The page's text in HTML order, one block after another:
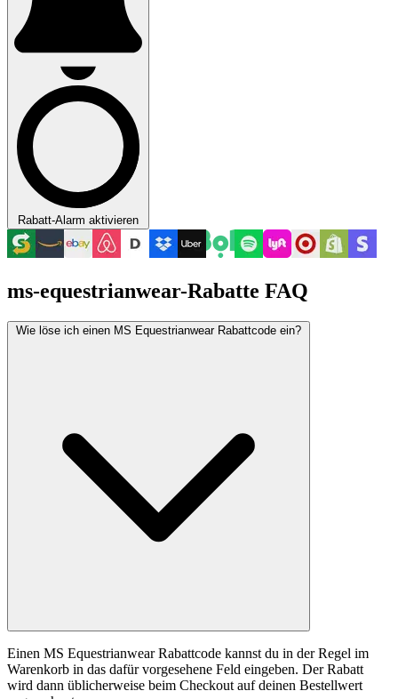
Rabatt-Alarm aktivieren
ms-equestrianwear-Rabatte FAQ
Wie löse ich einen MS Equestrianwear Rabattcode ein?
Einen MS Equestrianwear Rabattcode kannst du in der Regel im
Warenkorb in das dafür vorgesehene Feld eingeben. Der Rabatt
wird dann üblicherweise beim Checkout auf deinen Bestellwert